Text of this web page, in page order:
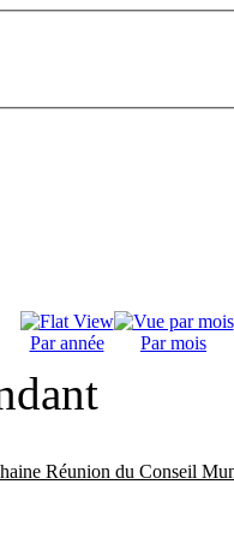
Par année Par mois
Réunion du Conseil